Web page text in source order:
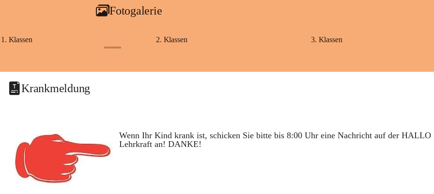
Fotogalerie
1. Klassen 2. Klassen 3. Klassen
Krankmeldung
Wenn Ihr Kind krank ist, schicken Sie bitte bis 8:00 Uhr eine Nachricht auf der HALLO
Lehrkraft an! DANKE!